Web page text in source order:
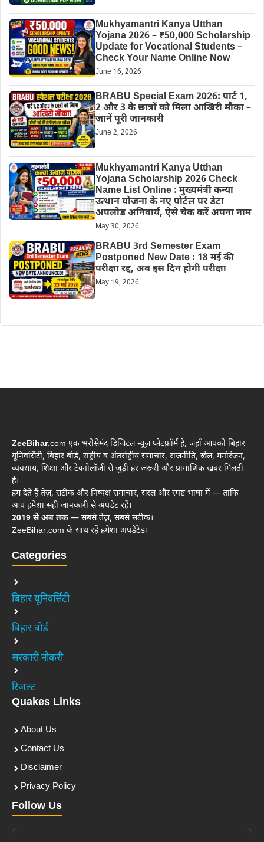
Mukhyamantri Kanya Utthan
Yojana 2026 – ₹50,000 Scholarship
Update for Vocational Students –
Check Your Name Online Now
June 16, 2026
BRABU Special Exam 2026: पार्ट 1,
2 और 3 के छात्रों को मिला आखिरी मौका –
जानें पूरी जानकारी
June 2, 2026
Mukhyamantri Kanya Utthan
Yojana Scholarship 2026 Check
Name List Online : मुख्यमंत्री कन्या
उत्थान योजना के नए पोर्टल पर डेटा
अपलोड अनिवार्य, ऐसे चेक करें अपना नाम
May 30, 2026
BRABU 3rd Semester Exam
Postponed New Date : 18 मई की
परीक्षा रद्द, अब इस दिन होगी परीक्षा
May 19, 2026
ZeeBihar.com एक भरोसेमंद डिजिटल न्यूज़ प्लेटफ़ॉर्म है, जहाँ आपको बिहार
यूनिवर्सिटी, बिहार बोर्ड, राष्ट्रीय व अंतर्राष्ट्रीय समाचार, राजनीति, खेल, मनोरंजन,
व्यवसाय, शिक्षा और टेक्नोलॉजी से जुड़ी हर जरूरी और प्रामाणिक खबर मिलती
है।
हम देते हैं तेज़, सटीक और निष्पक्ष समाचार, सरल और स्पष्ट भाषा में — ताकि
आप हमेशा सही जानकारी से अपडेट रहें।
2019 से अब तक — सबसे तेज़, सबसे सटीक।
ZeeBihar.com के साथ रहें हमेशा अपडेटेड।
Categories
बिहार यूनिवर्सिटी
बिहार बोर्ड
सरकारी नौकरी
रिजल्ट
Quakes Links
About Us
Contact Us
Disclaimer
Privacy Policy
Follow Us